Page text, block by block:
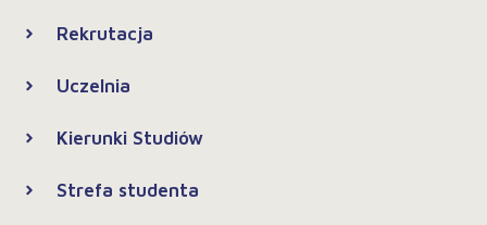
Rekrutacja
Uczelnia
Kierunki Studiów
Strefa studenta